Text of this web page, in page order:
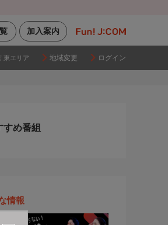
加入案内
東エリア 地域変更 ログイン
すめ番組
情報